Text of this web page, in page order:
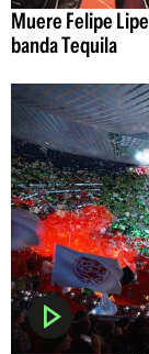
Muere Felipe
banda Tequila